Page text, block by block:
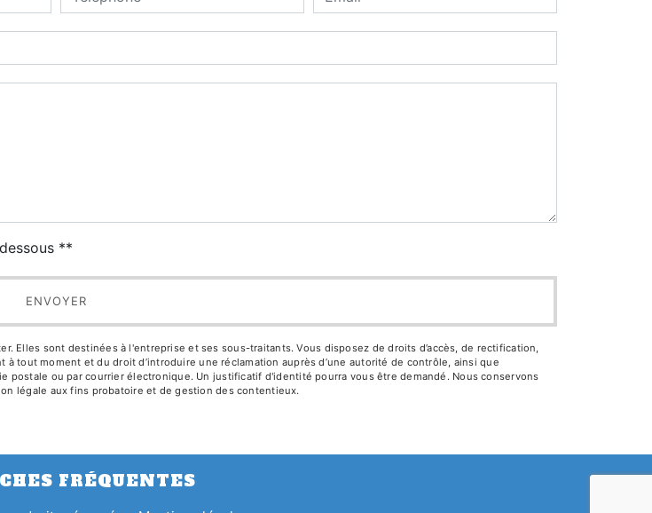
**
ENVOYER
Elles sont destinées à l'entreprise et ses sous-traitants. Vous disposez de droits d’accès, de rectification,
tout moment et du droit d’introduire une réclamation auprès d’une autorité de contrôle, ainsi que
postale ou par courrier électronique. Un justificatif d'identité pourra vous être demandé. Nous conservons
légale aux fins probatoire et de gestion des contentieux.
FRÉQUENTES